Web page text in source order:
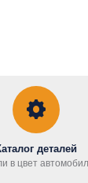
деталей
в цвет